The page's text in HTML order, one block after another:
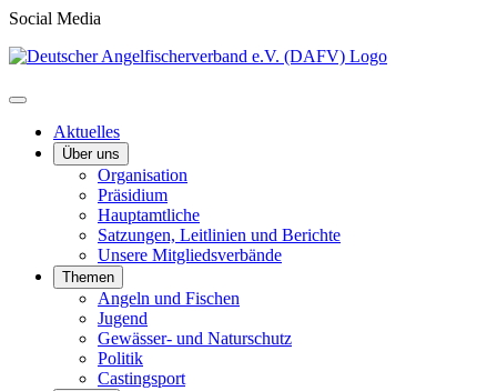
Social Media
Aktuelles
Über uns
Organisation
Präsidium
Hauptamtliche
Satzungen, Leitlinien und Berichte
Unsere Mitgliedsverbände
Themen
Angeln und Fischen
Jugend
Gewässer- und Naturschutz
Politik
Castingsport